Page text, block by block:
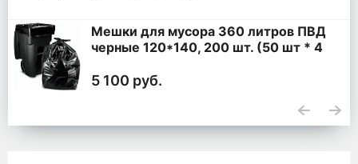
Мешки для мусора 360 литров ПВД
черные 120*140, 200 шт. (50 шт * 4
5 100 руб.